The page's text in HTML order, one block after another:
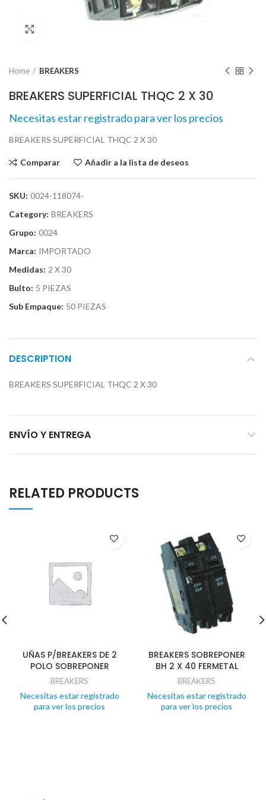
Home BREAKERS
BREAKERS SUPERFICIAL THQC 2 X 30
Necesitas estar registrado para ver los precios
BREAKERS SUPERFICIAL THQC 2 X 30
Comparar Añadir a la lista de deseos
SKU: 0024-118074-
Category: BREAKERS
Grupo: 0024
Marca: IMPORTADO
Medidas: 2 X 30
Bulto: 5 PIEZAS
Sub Empaque: 50 PIEZAS
DESCRIPTION
BREAKERS SUPERFICIAL THQC 2 X 30
ENVÍO Y ENTREGA
RELATED PRODUCTS
UÑAS P/BREAKERS DE 2
POLO SOBREPONER
BREAKERS
Necesitas estar registrado
para ver los precios
BREAKERS SOBREPONER
BH 2 X 40 FERMETAL
BREAKERS
Necesitas estar registrado
para ver los precios